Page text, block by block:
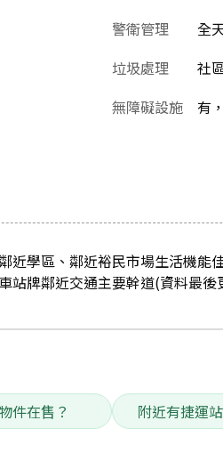
警衛管理
全
垃圾處理
社
無障礙設施
有
近學區、鄰近裕民市場生活機能
站牌鄰近交通主要幹道(資料最
件在售？ 附近有捷運